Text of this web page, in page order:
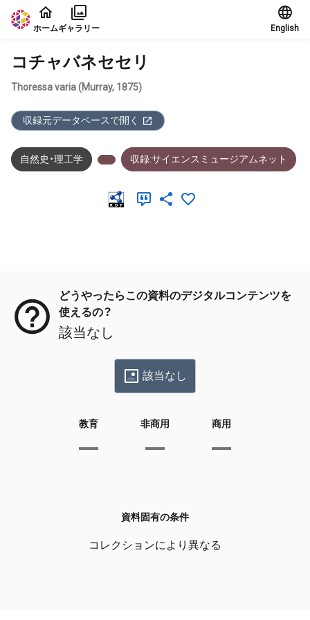
本文に飛ぶ
ホームギャラリー English
コチャバネセセリ
Thoressa varia (Murray, 1875)
収録元データベースで開く
自然史・理工学 収録:サイエンスミュージアムネット
どうやったらこの資料のデジタルコンテンツを
使えるの？
該当なし
該当なし
教育 非商用 商用
資料固有の条件
コレクションにより異なる